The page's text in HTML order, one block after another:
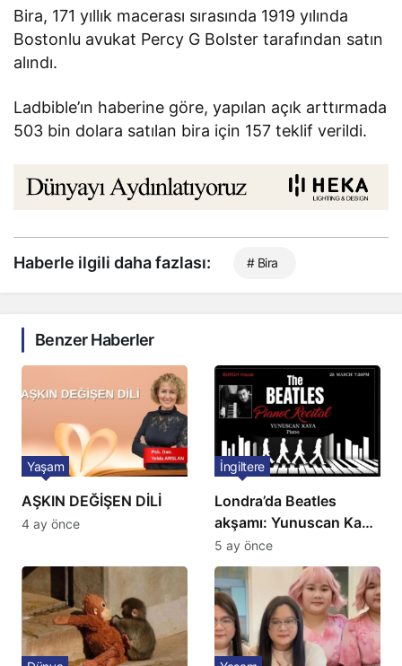
Bira, 171 yıllık macerası sırasında 1919 yılında
Bostonlu avukat Percy G Bolster tarafından satın
alındı.
Ladbible’ın haberine göre, yapılan açık arttırmada
503 bin dolara satılan bira için 157 teklif verildi.
Haberle ilgili daha fazlası: # Bira
Benzer Haberler
AŞKIN DEĞİŞEN DİLİ
Yaşam
4 ay önce
Londra’da Beatles
akşamı: Yunuscan Kaya
klasik yorumuyla
sahnede
İngiltere
5 ay önce